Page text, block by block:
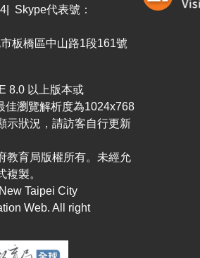
Skype代表號：
板橋區中山路1段161號
8.0 以上版本或
佳瀏覽解析度為1024x768
示狀況，請訪客自行更新
教育局版權所有。未經允
複製。
Taipei City
Web. All right